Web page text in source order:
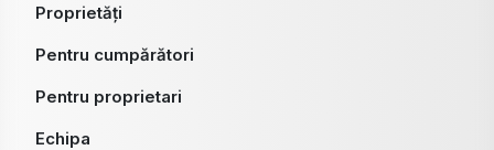
Proprietăți
Pentru cumpărători
Pentru proprietari
Echipa